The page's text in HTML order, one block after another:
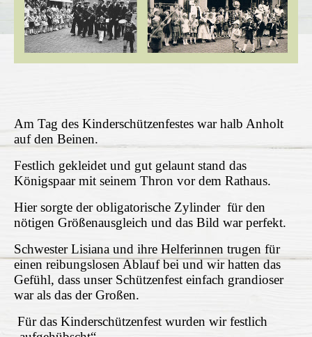
Am Tag des Kinderschützenfestes war halb Anholt
auf den Beinen.
Festlich gekleidet und gut gelaunt stand das
Königspaar mit seinem Thron vor dem Rathaus.
Hier sorgte der obligatorische Zylinder für den
nötigen Größenausgleich und das Bild war perfekt.
Schwester Lisiana und ihre Helferinnen trugen für
einen reibungslosen Ablauf bei und wir hatten das
Gefühl, dass unser Schützenfest einfach grandioser
war als das der Großen.
Für das Kinderschützenfest wurden wir festlich